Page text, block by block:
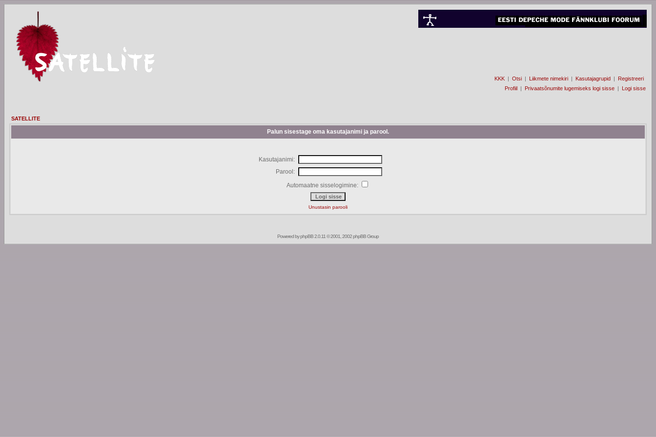
KKK | Otsi | Liikmete nimekiri | Kasutajagrupid | Registreeri
Profiil | Privaatsõnumite lugemiseks logi sisse | Logi sisse
SATELLITE
Palun sisestage oma kasutajanimi ja parool.
Kasutajanimi:
Parool:
Automaatne sisselogimine:
Unustasin parooli
Powered byphpBB2.0.11 © 2001, 2002 phpBB Group